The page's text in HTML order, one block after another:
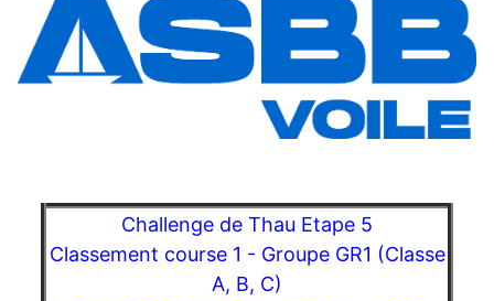
Challenge de Thau Etape 5
Classement course 1 - Groupe GR1 (Classe
A, B, C)